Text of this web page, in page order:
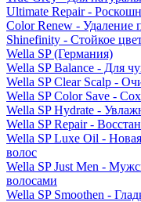
Ultimate Repair -
Color Renew - Удаление
Shinefinity - Стойкое
Wella SP (Германия)
Wella SP Balance - Для
Wella SP Clear Scalp -
Wella SP Color Save -
Wella SP Hydrate -
Wella SP Repair -
Wella SP Luxe Oil -
волос
Wella SP Just Men -
волосами
Wella SP Smoothen -